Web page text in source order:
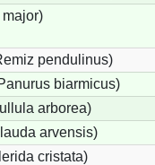
major)
pendulinus)
biarmicus)
arborea)
arvensis)
cristata)